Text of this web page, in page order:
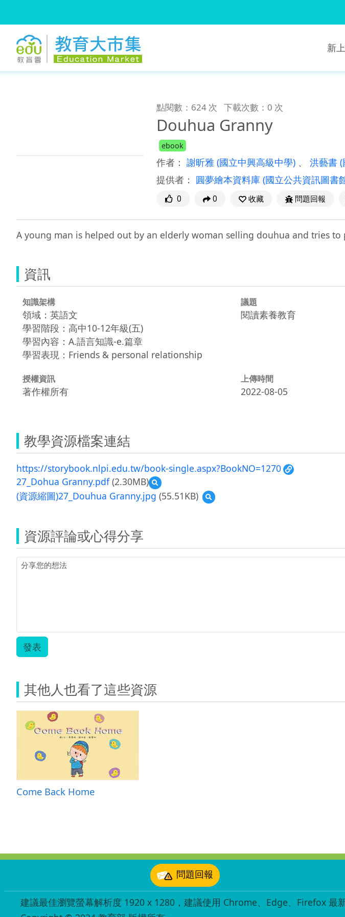
新
點閱數：624 次 下載次數：0 次
Douhua Granny
ebook
作者： 謝昕雅 (國立中興高級中學) 、 洪藝書 (
提供者： 圓夢繪本資料庫 (國立公共資訊圖書
0 0 收藏 問題回報
A young man is helped out by an elderly woman selling douhua and tries to
資訊
知識架構
領域：英語文
學習階段：高中10-12年級(五)
學習內容：A.語言知識-e.篇章
學習表現：Friends & personal relationship
議題
閱讀素養教育
授權資訊
著作權所有
上傳時間
2022-08-05
教學資源檔案連結
https://storybook.nlpi.edu.tw/book-single.aspx?BookNO=1270
27_Dohua Granny.pdf(2.30MB)
預
覽
27_Dohua
(資源縮圖)27_Douhua Granny.jpg (55.51KB)
預
覽
Granny.jpg
資源評論或心得分享
發表
其他人也看了這些資源
Come Back Home
問題回報
建議最佳瀏覽螢幕解析度 1920 x 1280，建議使用 Chrome、Edge、Firefox 最